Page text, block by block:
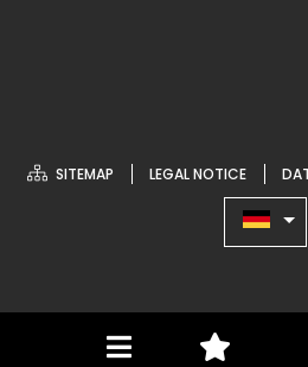
SITEMAP LEGAL NOTICE